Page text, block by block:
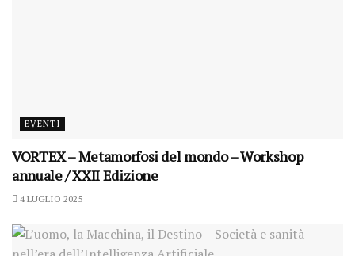
EVENTI
VORTEX – Metamorfosi del mondo – Workshop
annuale / XXII Edizione
4 LUGLIO 2025